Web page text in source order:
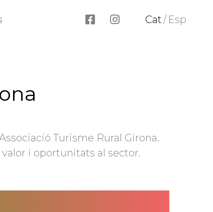
Cat/ Esp
Turisme Rural Girona.
i oportunitats al sector.